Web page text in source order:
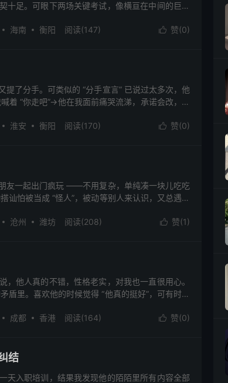
十足。可眼下两场关键考试，像横亘在中间的巨石
 赞(0)
海南 衡阳 阅读(147)
了分手。可类似的 “分手宣言” 已说过太多次，他
着 “你走吧”→他在我面前痛哭流涕，承诺会改，求
 赞(0)
淮安 衡阳 阅读(170)
友一起出门疯玩 ——不用复杂，单纯凑一块儿吃吃
讪怕被当成 “怪人”，被动等别人来认识，又总遇到
 赞(1)
沧州 潍坊 阅读(208)
，他人真的不错，性格老实，对我也一直很用心。
盾里。喜欢他的时候觉得 “他真的挺好”，可有时又
 赞(0)
成都 香港 阅读(164)
结
天入职培训，结果我发现他的陌陌里所有内容全部